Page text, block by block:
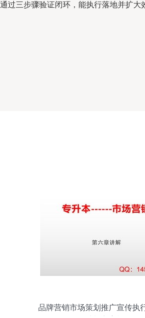
过三步骤验证闭环，能执行落地并扩大
品牌营销市场策划推广宣传执